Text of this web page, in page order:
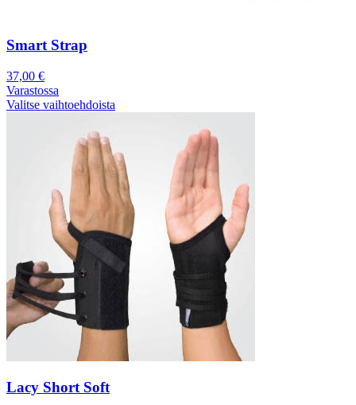
Smart Strap
37,00 €
Varastossa
Valitse vaihtoehdoista
Lacy Short Soft